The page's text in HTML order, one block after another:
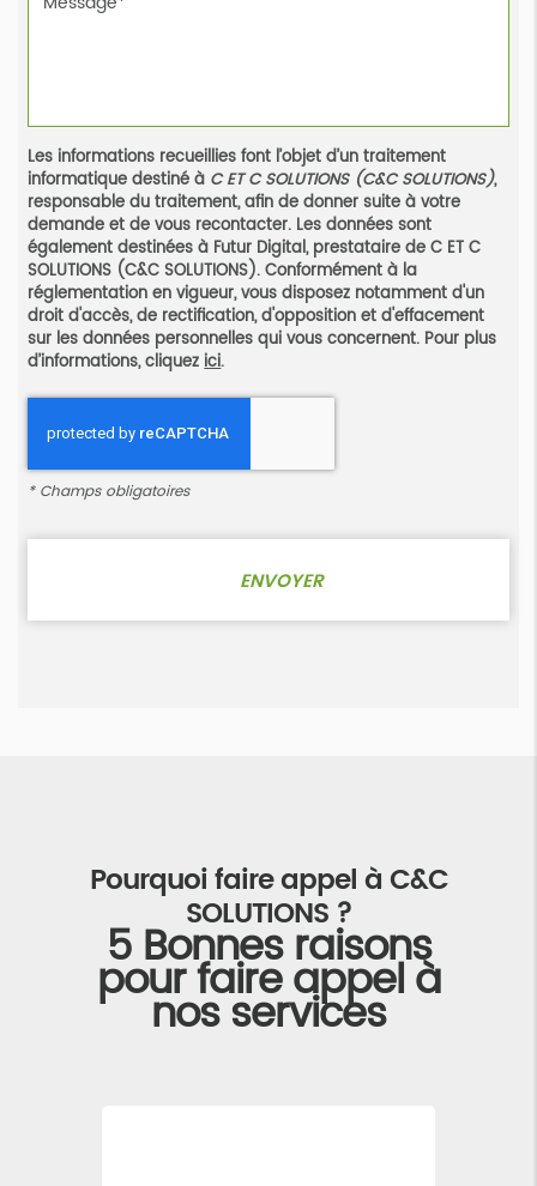
Les informations recueillies font l’objet d’un traitement
informatique destiné à C ET C SOLUTIONS (C&C SOLUTIONS),
responsable du traitement, afin de donner suite à votre
demande et de vous recontacter. Les données sont
également destinées à Futur Digital, prestataire de C ET C
SOLUTIONS (C&C SOLUTIONS). Conformément à la
réglementation en vigueur, vous disposez notamment d'un
droit d'accès, de rectification, d'opposition et d'effacement
sur les données personnelles qui vous concernent. Pour plus
d’informations, cliquezici.
* Champs obligatoires
Pourquoi faire appel à C&C
SOLUTIONS ?
5 Bonnes raisons
pour faire appel à
nos services